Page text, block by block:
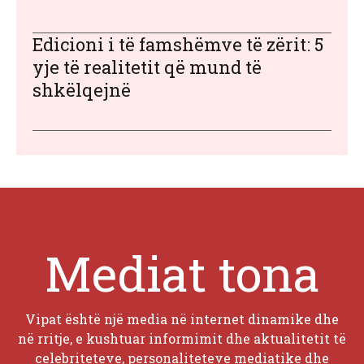
Edicioni i të famshëmve të zërit: 5
yje të realitetit që mund të
shkëlqejnë
Mediat tona
Vipat është një media në internet dinamike dhe
në rritje, e kushtuar informimit dhe aktualitetit të
celebriteteve, personaliteteve mediatike dhe